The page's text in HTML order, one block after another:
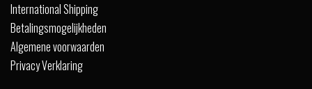
International Shipping
Betalingsmogelijkheden
Algemene voorwaarden
Privacy Verklaring